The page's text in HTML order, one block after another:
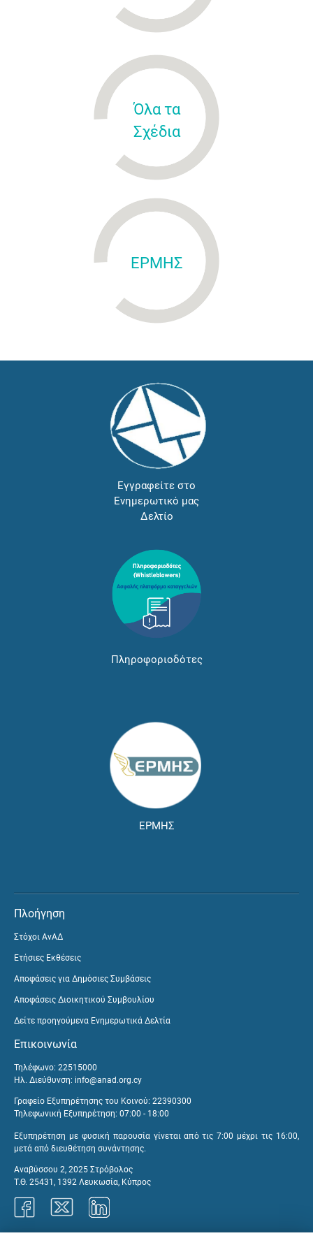
Όλα τα
Σχέδια
ΕΡΜΗΣ
Εγγραφείτε στο
Ενημερωτικό μας
Δελτίο
Πληροφοριοδότες
ΕΡΜΗΣ
Πλοήγηση
Στόχοι ΑνΑΔ
Ετήσιες Εκθέσεις
Αποφάσεις για Δημόσιες Συμβάσεις
Αποφάσεις Διοικητικού Συμβουλίου
Δείτε προηγούμενα Ενημερωτικά Δελτία
Επικοινωνία
Τηλέφωνο: 22515000
Ηλ. Διεύθυνση: info@anad.org.cy
Γραφείο Εξυπηρέτησης του Κοινού: 22390300
Τηλεφωνική Εξυπηρέτηση: 07:00 - 18:00
Εξυπηρέτηση με φυσική παρουσία γίνεται από τις 7:00 μέχρι τις 16:00,
μετά από διευθέτηση συνάντησης.
Αναβύσσου 2, 2025 Στρόβολος
Τ.Θ. 25431, 1392 Λευκωσία, Κύπρος